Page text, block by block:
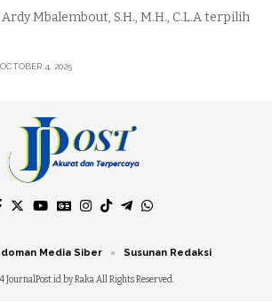
Ardy Mbalembout, S.H., M.H., C.L.A terpilih
OCTOBER 4, 2025
by Raka All Rights Reserved.
Media Siber Susunan Redaksi